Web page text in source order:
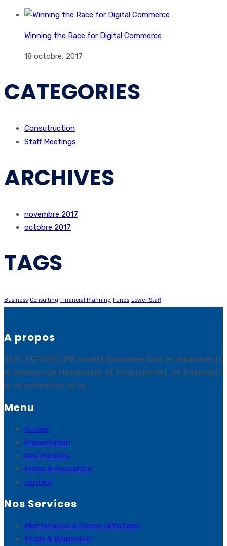
Winning the Race for Digital Commerce
18 octobre, 2017
CATEGORIES
Consutruction
Staff Meetings
ARCHIVES
novembre 2017
octobre 2017
TAGS
Business Consulting Financial Planning Funds Lower Staff
A propos
SARL REFKONCLIMA société spécialisée dans les équipements
et solutions de climatisation et froid industriel , de traitement
et de purification de l’air.
Menu
Accueil
Présentation
Nos Produits
Foires & Exposition
contact
Nos Services
Maintenance & Pièces détachées
Etude & Réalisation